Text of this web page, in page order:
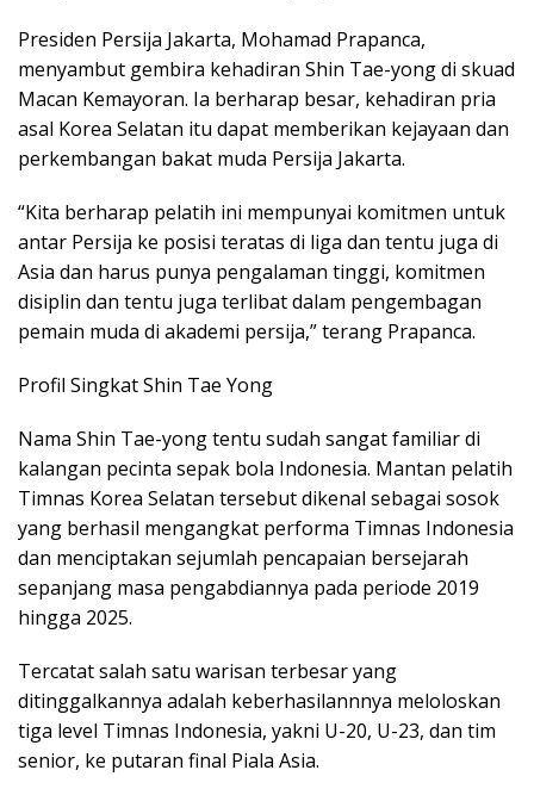
Presiden Persija Jakarta, Mohamad Prapanca,
menyambut gembira kehadiran Shin Tae-yong di skuad
Macan Kemayoran. Ia berharap besar, kehadiran pria
asal Korea Selatan itu dapat memberikan kejayaan dan
perkembangan bakat muda Persija Jakarta.
“Kita berharap pelatih ini mempunyai komitmen untuk
antar Persija ke posisi teratas di liga dan tentu juga di
Asia dan harus punya pengalaman tinggi, komitmen
disiplin dan tentu juga terlibat dalam pengembagan
pemain muda di akademi persija,” terang Prapanca.
Profil Singkat Shin Tae Yong
Nama Shin Tae-yong tentu sudah sangat familiar di
kalangan pecinta sepak bola Indonesia. Mantan pelatih
Timnas Korea Selatan tersebut dikenal sebagai sosok
yang berhasil mengangkat performa Timnas Indonesia
dan menciptakan sejumlah pencapaian bersejarah
sepanjang masa pengabdiannya pada periode 2019
hingga 2025.
Tercatat salah satu warisan terbesar yang
ditinggalkannya adalah keberhasilannnya meloloskan
tiga level Timnas Indonesia, yakni U-20, U-23, dan tim
senior, ke putaran final Piala Asia.